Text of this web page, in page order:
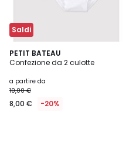
Saldi
PETIT BATEAU
Confezione da 2 culotte
a partire da
10,00 €
8,00 € -20%